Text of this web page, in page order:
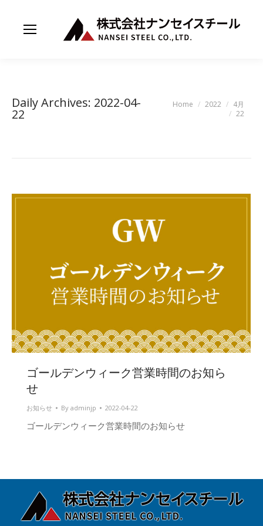
Daily Archives: 2022-04-
22
You are here:
Home 2022
4月
22
ゴールデンウィーク営業時間のお知ら
せ
お知らせ By adminjp 2022-04-22
ゴールデンウィーク営業時間のお知らせ